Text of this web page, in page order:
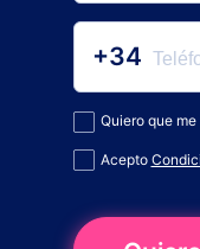
+34
Quiero que
Acepto